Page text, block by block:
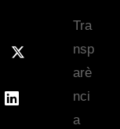
Tra
nsp
arè
nci
a